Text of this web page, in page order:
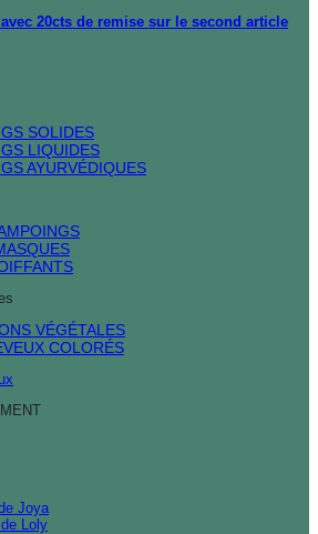
20cts de remise sur le second article
SOLIDES
LIQUIDES
AYURVÉDIQUES
VÉGÉTALES
COLORÉS
Joya
Loly